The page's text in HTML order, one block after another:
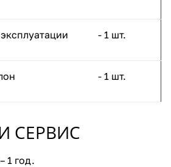
- 1 шт.
- 1 шт.
СЕРВИС
1 год.